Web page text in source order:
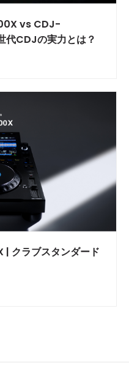
vs CDJ-
代CDJの実力とは？
ラブスタンダード